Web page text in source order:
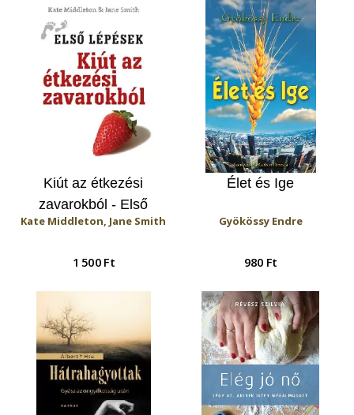
Kiút az étkezési
zavarokból - Első
lépések
Kate Middleton, Jane Smith
1 500 Ft
Élet és Ige
Gyökössy Endre
980 Ft